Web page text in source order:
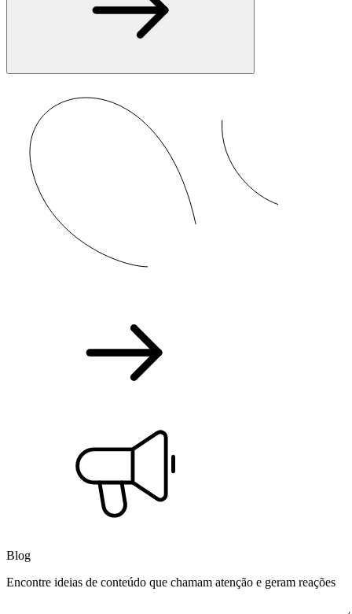
Blog
Encontre ideias de conteúdo que chamam atenção e geram reações